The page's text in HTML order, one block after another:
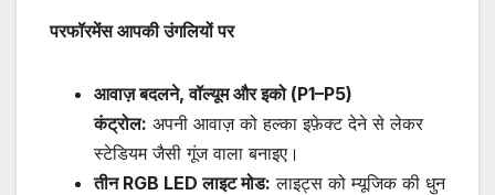
परफॉरमेंसआपकीउंगलियोंपर
आवाज़बदलने,वॉल्यूमऔरइको (P1–P5)
कंट्रोल: अपनी आवाज़ को हल्का इफ़ेक्ट देने से लेकर
स्टेडियम जैसी गूंज वाला बनाइए।
तीन RGB LEDलाइटमोड: लाइट्स को म्यूजिक की धुन